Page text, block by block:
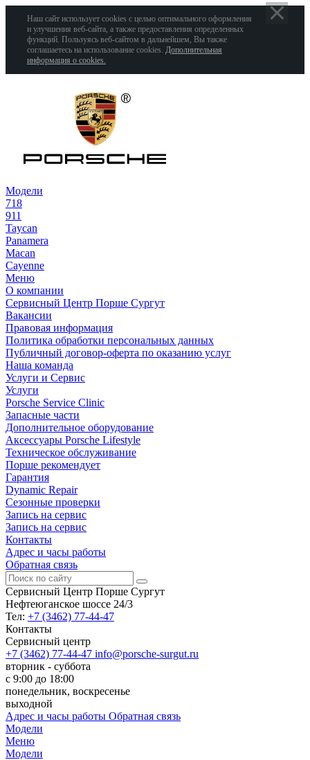
Наш сайт использует cookies с целью оптимального оформления
и улучшения веб-сайта, а также предоставления определенных
функций. Пользуясь веб-сайтом в дальнейшем, Вы также
соглашаетесь на использование cookies. Дополнительная
информация о cookies.
Модели
718
911
Taycan
Panamera
Macan
Cayenne
Меню
О компании
Сервисный Центр Порше Сургут
Вакансии
Правовая информация
Политика обработки персональных данных
Публичный договор-оферта по оказанию услуг
Наша команда
Услуги и Сервис
Услуги
Porsche Service Clinic
Запасные части
Дополнительное оборудование
Аксессуары Porsche Lifestyle
Техническое обслуживание
Порше рекомендует
Гарантия
Dynamic Repair
Сезонные проверки
Запись на сервис
Запись на сервис
Контакты
Адрес и часы работы
Обратная связь
Сервисный Центр Порше Сургут
Нефтеюганское шоссе 24/3
Тел: +7 (3462) 77-44-47
Контакты
Сервисный центр
+7 (3462) 77-44-47 info@porsche-surgut.ru
вторник - суббота
с 9:00 до 18:00
понедельник, воскресенье
выходной
Адрес и часы работы Обратная связь
Модели
Меню
Модели